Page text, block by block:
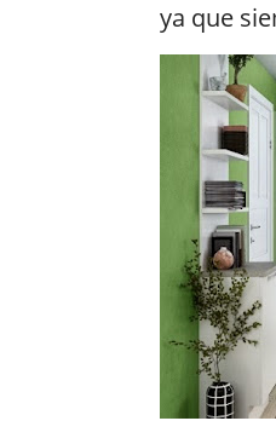
ya que